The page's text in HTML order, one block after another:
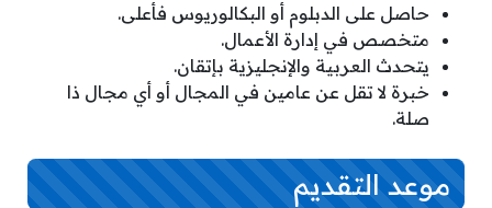
حاصل على الدبلوم أو البكالوريوس فأعلى.
متخصص في إدارة الأعمال.
يتحدث العربية والإنجليزية بإتقان.
خبرة لا تقل عن عامين في المجال أو أي مجال ذا
صلة.
موعد التقديم